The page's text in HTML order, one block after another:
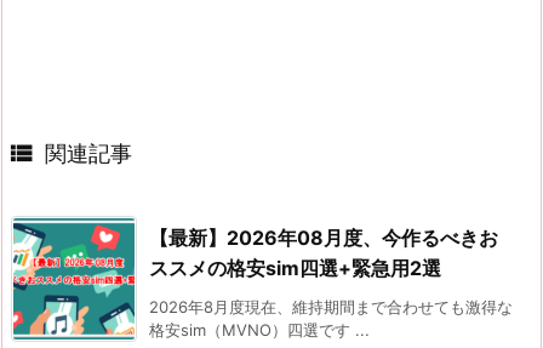
 関連記事
【最新】2026年08月度、今作るべきお
ススメの格安sim四選+緊急用2選
2026年8月度現在、維持期間まで合わせても激得な
格安sim（MVNO）四選です ...